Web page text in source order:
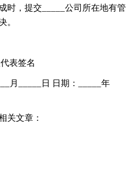
时，提交_____公司所在地有管
。
表签名
_____日 日期：_____年
关文章：